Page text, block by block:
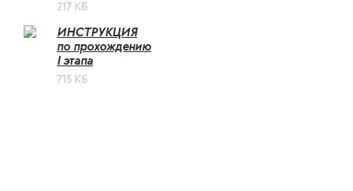
217 КБ
ИНСТРУКЦИЯ
по прохождению
I этапа
715 КБ